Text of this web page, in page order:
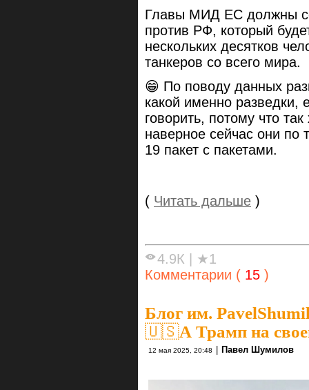
Главы МИД ЕС должны
против РФ, который
нескольких десятков
танкеров со всего мира.
😁 По поводу данных
какой именно разведки,
говорить, потому что
наверное сейчас они по
19 пакет с пакетами.
( Читать дальше )
4.9К | ★1
Комментарии ( 15 )
Блог им.
🇺🇸А Трамп на
12 мая 2025, 20:48 | Павел Шумилов